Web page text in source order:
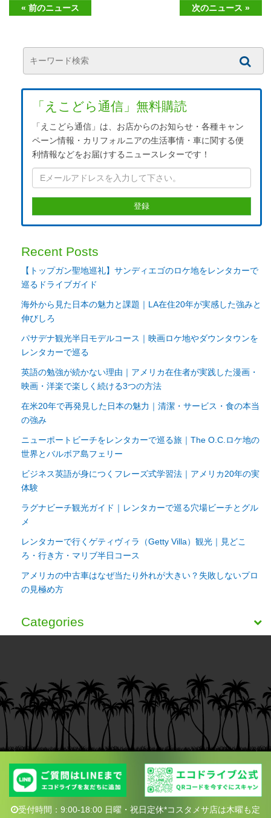
« 前のニュース 次のニュース »
「えこどら通信」無料購読
「えこどら通信」は、お店からのお知らせ・各種キャン
ペーン情報・カリフォルニアの生活事情・車に関する便
利情報などをお届けするニュースレターです！
Recent Posts
【トップガン聖地巡礼】サンディエゴのロケ地をレンタカーで
巡るドライブガイド
海外から見た日本の魅力と課題｜LA在住20年が実感した強みと
伸びしろ
パサデナ観光半日モデルコース｜映画ロケ地やダウンタウンを
レンタカーで巡る
英語の勉強が続かない理由｜アメリカ在住者が実践した漫画・
映画・洋楽で楽しく続ける3つの方法
在米20年で再発見した日本の魅力｜清潔・サービス・食の本当
の強み
ニューポートビーチをレンタカーで巡る旅｜The O.C.ロケ地の
世界とバルボア島フェリー
ビジネス英語が身につくフレーズ式学習法｜アメリカ20年の実
体験
ラグナビーチ観光ガイド｜レンタカーで巡る穴場ビーチとグル
メ
レンタカーで行くゲティヴィラ（Getty Villa）観光｜見どこ
ろ・行き方・マリブ半日コース
アメリカの中古車はなぜ当たり外れが大きい？失敗しないプロ
の見極め方
Categories
受付時間：9:00-18:00 日曜・祝日定休*コスタメサ店は木曜も定